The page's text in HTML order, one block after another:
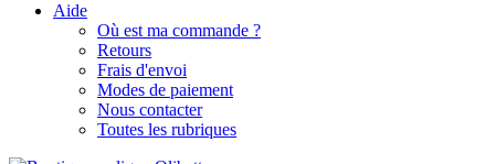
Aide
Où est ma commande ?
Retours
Frais d'envoi
Modes de paiement
Nous contacter
Toutes les rubriques